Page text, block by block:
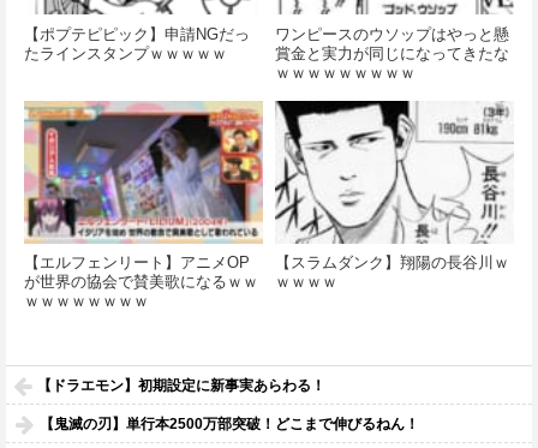
【ポプテピピック】申請NGだっ
たラインスタンプｗｗｗｗｗ
ワンピースのウソップはやっと懸
賞金と実力が同じになってきたな
ｗｗｗｗｗｗｗｗｗ
【エルフェンリート】アニメOP
が世界の協会で賛美歌になるｗｗ
ｗｗｗｗｗｗｗｗ
【スラムダンク】翔陽の長谷川ｗ
ｗｗｗｗ
【ドラエモン】初期設定に新事実あらわる！
【鬼滅の刃】単行本2500万部突破！どこまで伸びるねん！